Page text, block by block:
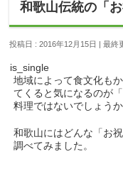
和歌山伝統の「
投稿日 : 2016年12月15日 最終
is_single
地域によって食文化も
てくると気になるのが
料理ではないでしょうか
和歌山にはどんな「お
調べてみました。